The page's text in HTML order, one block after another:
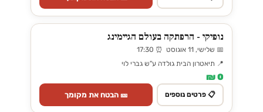
נופיקי - הרפתקה בעולם הגיימינג
📅 שלישי, 11 אוגוסט ⏰ 17:30
📍 תיאטרון הבית גולדה ע"ש גברי לוי
0 ₪
📋 פרטים נוספים 🎫 הבטח את מקומך